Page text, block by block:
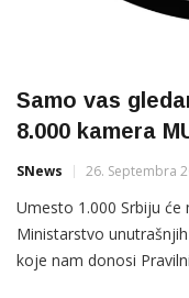
Samo vas
8.000 kamera
SNews 26. Septembra
Umesto 1.000 Srbiju će
Ministarstvo
koje nam donosi